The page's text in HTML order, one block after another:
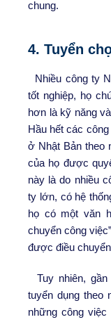
chung.
4. Tuyển
Nhiều công ty
tốt nghiệp, họ
hơn là kỹ năng
Hầu hết các
ở Nhật Bản theo
của họ được
này là do nhiều
ty lớn, có hệ
họ có một văn
chuyển công
được điều
Tuy nhiên,
tuyển dụng theo
những công